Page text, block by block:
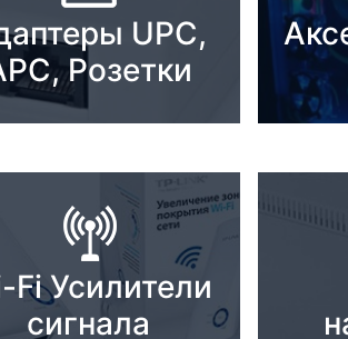
UPC,
Розетки
Fi Усилители
сигнала